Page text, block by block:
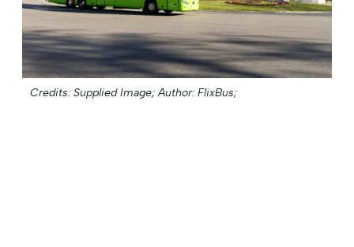
Credits: Supplied Image; Author: FlixBus;